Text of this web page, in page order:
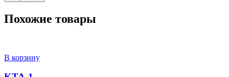
Похожие товары
В корзину